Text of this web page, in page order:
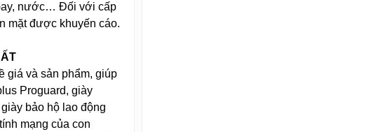
nước… Đối với cấp
mặt được khuyến cáo.
giá và sản phẩm, giúp
Proguard, giày
bảo hộ lao động
mạng của con